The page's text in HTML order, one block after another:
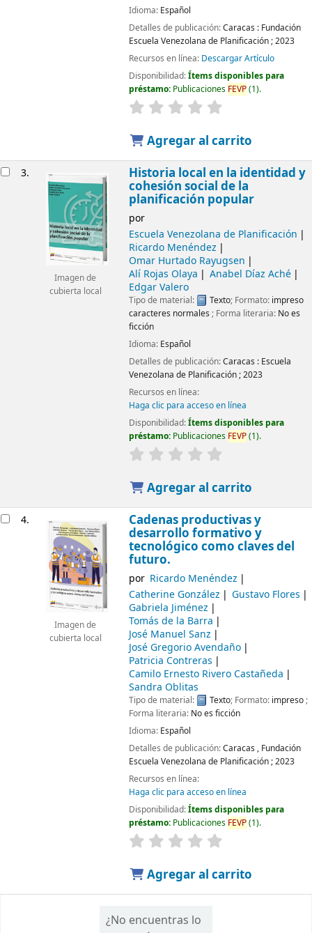
Idioma: Español
Detalles de publicación:Caracas : Fundación
Escuela Venezolana de Planificación ;2023
Recursos en línea: Descargar Artículo
Disponibilidad:Ítems disponibles para
préstamo: Publicaciones FEVP(1).
Agregar al carrito
3.
Imagen de
cubierta local
Historia local en la identidad y
cohesión social de la
planificación popular
por
Escuela Venezolana de Planificación
Ricardo Menéndez
Omar Hurtado Rayugsen
Alí Rojas Olaya
Anabel Díaz Aché
Edgar Valero
Tipo de material: Texto; Formato: impreso
caracteres normales ; Forma literaria: No es
ficción
Idioma: Español
Detalles de publicación:Caracas : Escuela
Venezolana de Planificación ;2023
Recursos en línea:
Haga clic para acceso en línea
Disponibilidad:Ítems disponibles para
préstamo: Publicaciones FEVP(1).
Agregar al carrito
4.
Imagen de
cubierta local
Cadenas productivas y
desarrollo formativo y
tecnológico como claves del
futuro.
por Ricardo Menéndez
Catherine González
Gustavo Flores
Gabriela Jiménez
Tomás de la Barra
José Manuel Sanz
José Gregorio Avendaño
Patricia Contreras
Camilo Ernesto Rivero Castañeda
Sandra Oblitas
Tipo de material: Texto; Formato: impreso ;
Forma literaria: No es ficción
Idioma: Español
Detalles de publicación:Caracas , Fundación
Escuela Venezolana de Planificación ;2023
Recursos en línea:
Haga clic para acceso en línea
Disponibilidad:Ítems disponibles para
préstamo: Publicaciones FEVP(1).
Agregar al carrito
¿No encuentras lo